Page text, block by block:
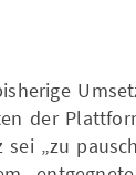
der
„zu